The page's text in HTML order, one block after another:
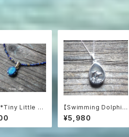
Little O
Necklac
トラリア産プレ
パール&ラピス
【Swimming Dolphin
s】カルセドニーの海を
泳ぐイルカのネックレス
/ SV925
¥5,980